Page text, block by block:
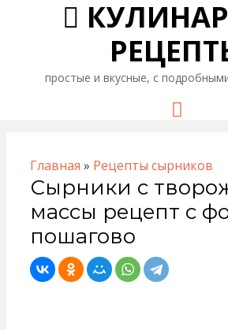
простые и вкусные, с
Главная » Рецепты сырников
Сырники с
массы рецепт с
пошагово